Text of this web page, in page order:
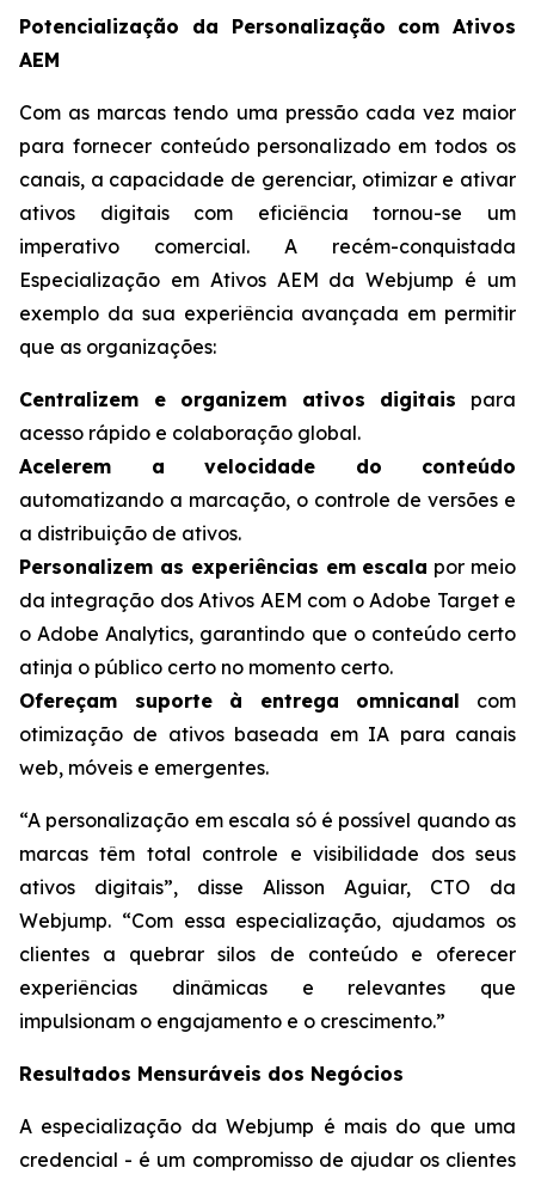
Potencialização da Personalização com Ativos
AEM
Com as marcas tendo uma pressão cada vez maior
para fornecer conteúdo personalizado em todos os
canais, a capacidade de gerenciar, otimizar e ativar
ativos digitais com eficiência tornou-se um
imperativo comercial. A recém-conquistada
Especialização em Ativos AEM da Webjump é um
exemplo da sua experiência avançada em permitir
que as organizações:
Centralizem e organizem ativos digitais para
acesso rápido e colaboração global.
Acelerem a velocidade do conteúdo
automatizando a marcação, o controle de versões e
a distribuição de ativos.
Personalizem as experiências em escala por meio
da integração dos Ativos AEM com o Adobe Target e
o Adobe Analytics, garantindo que o conteúdo certo
atinja o público certo no momento certo.
Ofereçam suporte à entrega omnicanal com
otimização de ativos baseada em IA para canais
web, móveis e emergentes.
“A personalização em escala só é possível quando as
marcas têm total controle e visibilidade dos seus
ativos digitais”, disse Alisson Aguiar, CTO da
Webjump. “Com essa especialização, ajudamos os
clientes a quebrar silos de conteúdo e oferecer
experiências dinâmicas e relevantes que
impulsionam o engajamento e o crescimento.”
Resultados Mensuráveis dos Negócios
A especialização da Webjump é mais do que uma
credencial - é um compromisso de ajudar os clientes